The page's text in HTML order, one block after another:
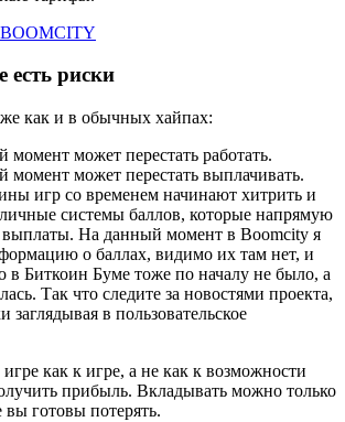
есть риски
же как и в обычных хайпах:
момент может перестать работать.
момент может перестать выплачивать.
игр со временем начинают хитрить и
системы баллов, которые напрямую
выплаты. На данный момент в Boomcity я
о баллах, видимо их там нет, и
в Биткоин Буме тоже по началу не было, а
Так что следите за новостями проекта,
заглядывая в пользовательское
как к игре, а не как к возможности
прибыль. Вкладывать можно только
вы готовы потерять.